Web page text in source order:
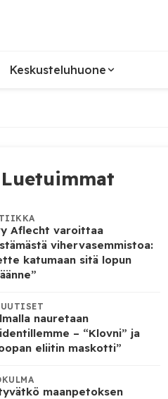
Keskusteluhuone
Luetuimmat
Aflecht varoittaa
vihervasemmistoa:
katumaan sitä lopun
nauretaan
– “Klovni” ja
eliitin maskotti”
maanpetoksen